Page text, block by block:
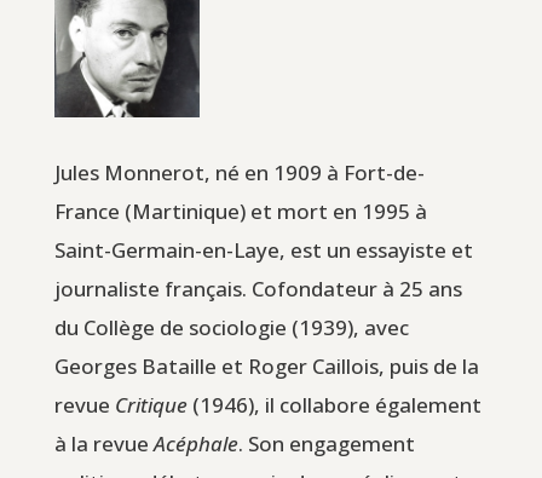
Jules Monnerot, né en 1909 à Fort-de-
France (Martinique) et mort en 1995 à
Saint-Germain-en-Laye, est un essayiste et
journaliste français. Cofondateur à 25 ans
du Collège de sociologie (1939), avec
Georges Bataille et Roger Caillois, puis de la
revue Critique(1946), il collabore également
à la revueAcéphale. Son engagement